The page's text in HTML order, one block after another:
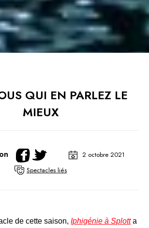
QUI EN PARLEZ LE
MIEUX
2 octobre 2021
Spectacles liés
de cette saison,Iphigénie à Splotta